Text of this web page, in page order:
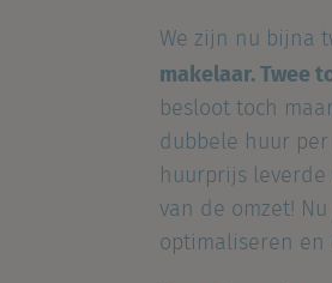
We zijn nu bijna
makelaar. Twee
besloot toch
dubbele huur
huurprijs
van de omzet!
optimaliseren en